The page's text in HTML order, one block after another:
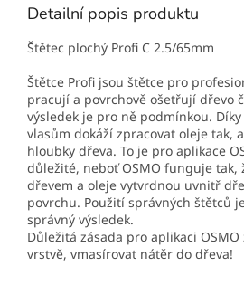
Detailní popis produktu
Štětec plochý Profi C 2.5/65mm
Štětce Profi jsou štětce pro
pracují a povrchově ošetřují dřevo
výsledek je pro ně podmínkou.
vlasům dokáží zpracovat oleje tak,
hloubky dřeva. To je pro aplikace
důležité, neboť OSMO funguje tak,
dřevem a oleje vytvrdnou uvnitř
povrchu. Použití správných štětců
správný výsledek.
Důležitá zásada pro aplikaci
vrstvě, vmasírovat nátěr do dřeva!